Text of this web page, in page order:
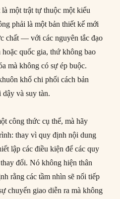
một trật tự thuộc một kiểu
phải là một bản thiết kế mới
chất — với các nguyên tắc đạo
quốc gia, thứ không bao
mà không có sự ép buộc.
khổ chi phối cách bản
và suy tàn.
công thức cụ thể, mà hãy
thay vì quy định nội dung
lập các điều kiện để các quy
đổi. Nó không hiện thân
rằng các tầm nhìn sẽ nối tiếp
chuyển giao diễn ra mà không